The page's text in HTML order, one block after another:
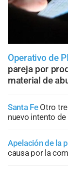
Operativo de
pareja por
material de
Santa Fe Otro
nuevo intento
Apelación de la
causa por la